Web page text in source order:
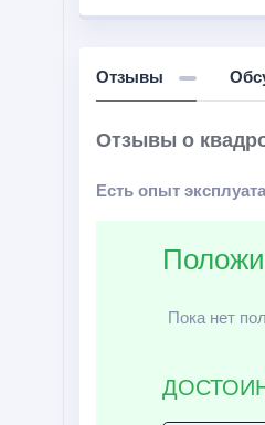
Отзывы
Отзывы о
Есть опыт
Пока нет